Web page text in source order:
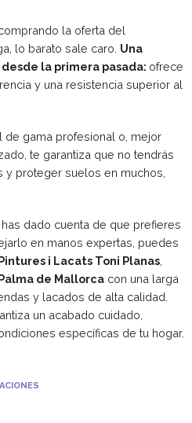
la oferta del
lo barato sale caro. Una
la primera pasada: ofrece
y una resistencia superior al
de gama profesional o, mejor
te garantiza que no tendrás
proteger suelos en muchos,
dado cuenta de que prefieres
en manos expertas, puedes
i Lacats Toni Planas
de Mallorca con una larga
y lacados de alta calidad.
un acabado cuidado,
específicas de tu hogar.